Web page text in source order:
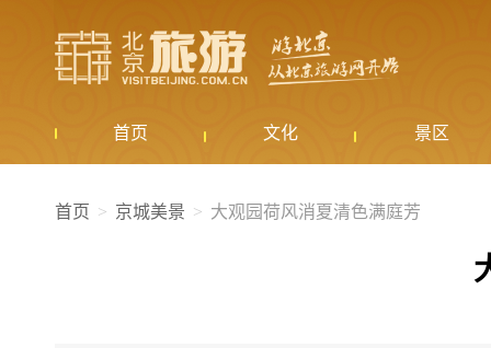
首页 文化 景区
首页 京城美景 大观园荷风消夏清色满庭芳